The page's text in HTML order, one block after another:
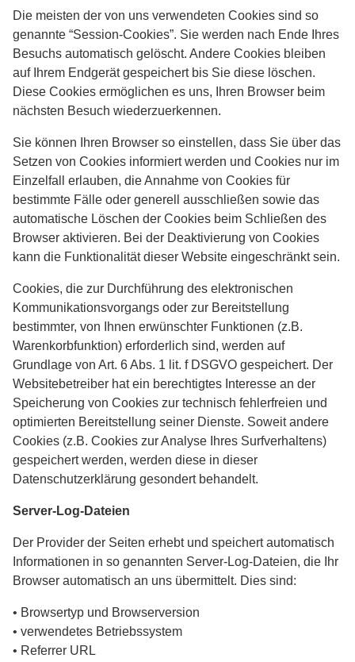
Die meisten der von uns verwendeten Cookies sind so
genannte “Session-Cookies”. Sie werden nach Ende Ihres
Besuchs automatisch gelöscht. Andere Cookies bleiben
auf Ihrem Endgerät gespeichert bis Sie diese löschen.
Diese Cookies ermöglichen es uns, Ihren Browser beim
nächsten Besuch wiederzuerkennen.
Sie können Ihren Browser so einstellen, dass Sie über das
Setzen von Cookies informiert werden und Cookies nur im
Einzelfall erlauben, die Annahme von Cookies für
bestimmte Fälle oder generell ausschließen sowie das
automatische Löschen der Cookies beim Schließen des
Browser aktivieren. Bei der Deaktivierung von Cookies
kann die Funktionalität dieser Website eingeschränkt sein.
Cookies, die zur Durchführung des elektronischen
Kommunikationsvorgangs oder zur Bereitstellung
bestimmter, von Ihnen erwünschter Funktionen (z.B.
Warenkorbfunktion) erforderlich sind, werden auf
Grundlage von Art. 6 Abs. 1 lit. f DSGVO gespeichert. Der
Websitebetreiber hat ein berechtigtes Interesse an der
Speicherung von Cookies zur technisch fehlerfreien und
optimierten Bereitstellung seiner Dienste. Soweit andere
Cookies (z.B. Cookies zur Analyse Ihres Surfverhaltens)
gespeichert werden, werden diese in dieser
Datenschutzerklärung gesondert behandelt.
Server-Log-Dateien
Der Provider der Seiten erhebt und speichert automatisch
Informationen in so genannten Server-Log-Dateien, die Ihr
Browser automatisch an uns übermittelt. Dies sind:
• Browsertyp und Browserversion
• verwendetes Betriebssystem
• Referrer URL